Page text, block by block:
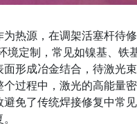
热源，在调架活塞杆待
定制，常见如镍基、铁
形成冶金结合，待激光
过程中，激光的高能量
免了传统焊接修复中常